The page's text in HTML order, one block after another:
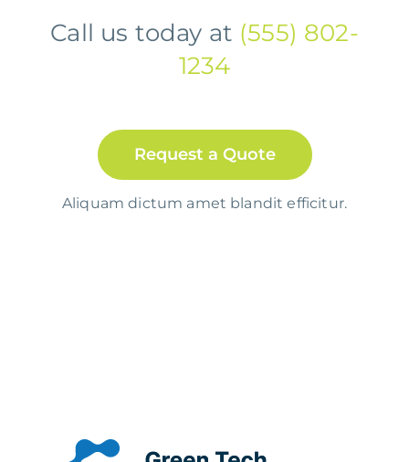
Call us today at (555) 802-
1234
Request a Quote
Aliquam dictum amet blandit efficitur.